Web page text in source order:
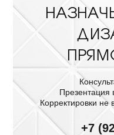
Презентация
Корректировки не
+7